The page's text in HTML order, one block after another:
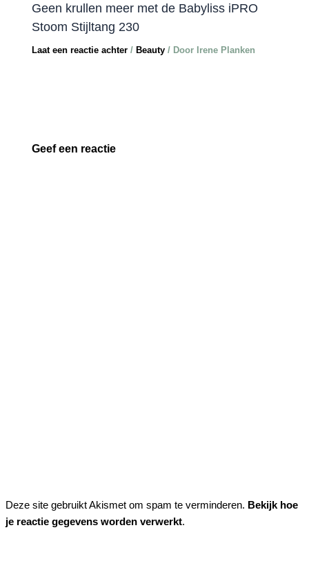
Geen krullen meer met de Babyliss iPRO
Stoom Stijltang 230
Laat een reactie achter / Beauty/ Door Irene Planken
Geef een reactie
Deze site gebruikt Akismet om spam te verminderen. Bekijk hoe
je reactie gegevens worden verwerkt.